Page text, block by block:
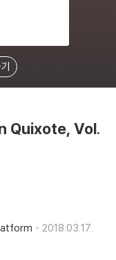
Quixote, Vol.
2018.03.17.